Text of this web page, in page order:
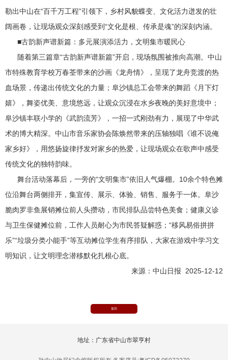
勒出中山在“百千万工程”引领下，乡村风貌蝶变、文化活力迸发的壮
阔画卷，让现场观众深刻感受到“文化是根、传承是魂”的深刻内涵。
■古韵新声谱新篇：多元展演添活力，文明集市暖民心
随着第三篇章“古韵新声谱新篇”开启，现场氛围被推向高潮。中山
市特殊教育学校万春荃带来的沙画《龙舟情》，呈现了龙舟竞渡的热
血场景，传递出传统文化的力量；阜沙镇总工会带来的舞蹈《月下灯
嬉》，舞姿优美、意境悠远，让观众沉浸在水乡夜晚的美好意境中；
阜沙镇丰联小学的《武韵流芳》，一招一式刚劲有力，展现了中华武
术的博大精深。中山市音乐家协会陈焕然带来的压轴独唱《谁不说俺
家乡好》，用悠扬旋律抒发对家乡的热爱，让现场观众在歌声中感受
传统文化的独特韵味。
舞台活动落幕后，一旁的“文明集市”依旧人气爆棚。10余个特色摊
位沿舞台两侧排开，集宣传、展示、体验、销售、服务于一体。阜沙
脆肉罗非鱼展销摊位前人头攒动，市民排队品尝特色美食；健康义诊
与卫生保健摊位前，工作人员耐心为市民答疑解惑；“移风易俗拼拼
乐”“垃圾分类小能手”等互动摊位学生有序排队，大家在游戏中学习文
明知识，让文明理念潜移默化扎根心底。
来源：中山日报 2025-12-12
返回
地址：广东省中山市翠亨村